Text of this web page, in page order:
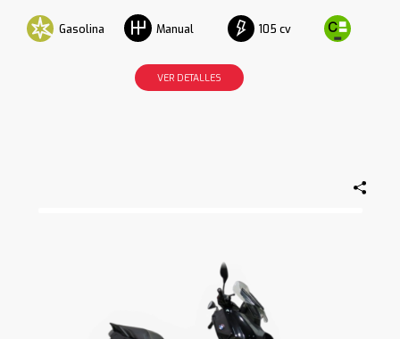
Gasolina Manual 105 cv
VER DETALLES